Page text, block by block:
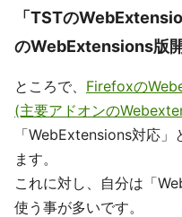
「TSTの
のWebExtensions版開
ところで、 Firefoxの
(主要アドオンの
「WebExtensions対応
ます。
これに対し、自分は「
使う事が多いです。